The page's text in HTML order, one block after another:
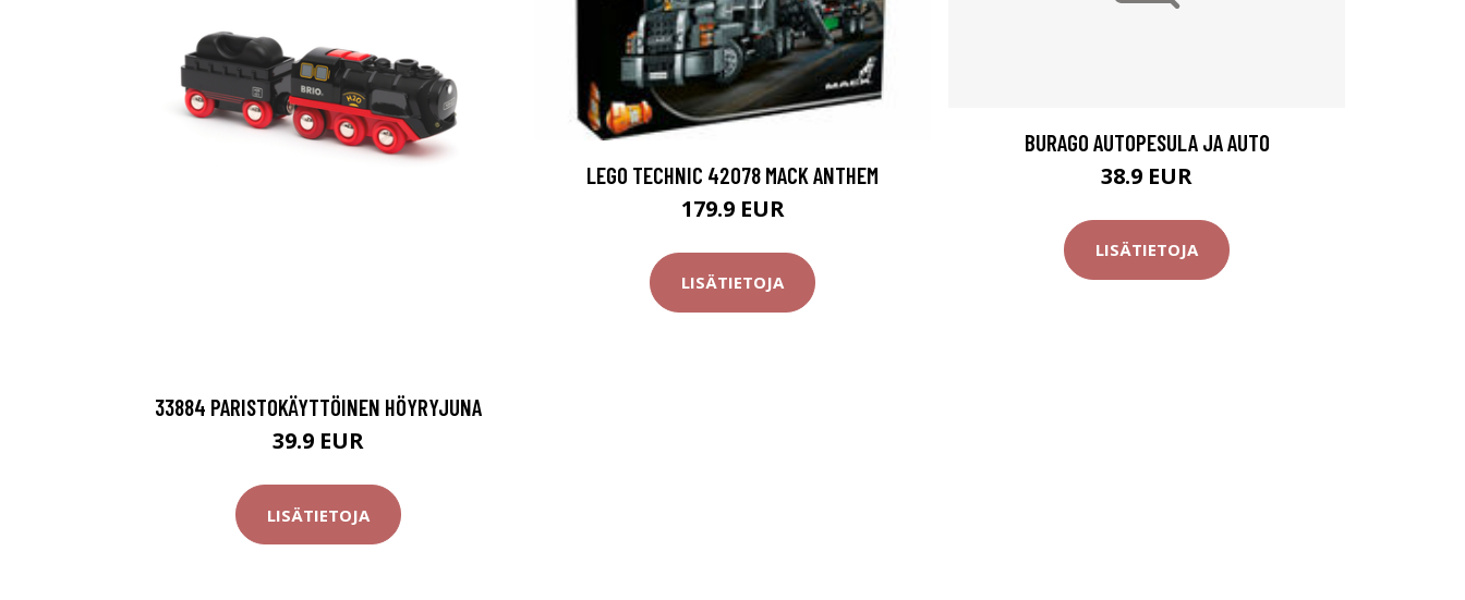
33884 PARISTOKÄYTTÖINEN HÖYRYJUNA
39.9 EUR
LISÄTIETOJA
LEGO TECHNIC 42078 MACK ANTHEM
179.9 EUR
LISÄTIETOJA
BURAGO AUTOPESULA JA AUTO
38.9 EUR
LISÄTIETOJA